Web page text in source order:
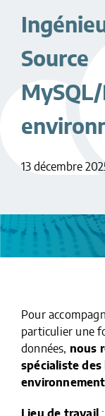
Source
13 décembre
Pour
particulier une
données, nous
spécialiste des
Lieu de travail